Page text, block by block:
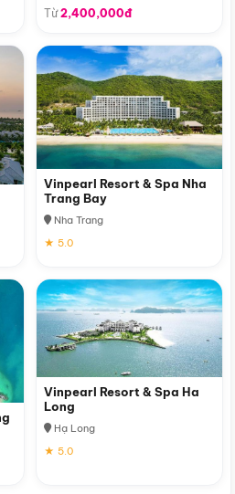
Từ2,400,000đ
Vinpearl Resort & Spa Nha
Trang Bay
Nha Trang
★ 5.0
Vinpearl Resort & Spa Ha
Long
Hạ Long
★ 5.0